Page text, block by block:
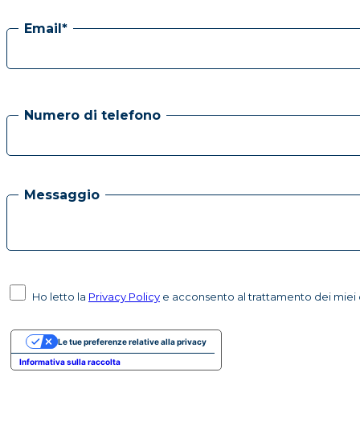
Email*
Numero di telefono
Messaggio
Ho letto la Privacy Policy e acconsento al trattamento dei miei
Informativa sulla raccolta
Le tue preferenze relative alla privacy